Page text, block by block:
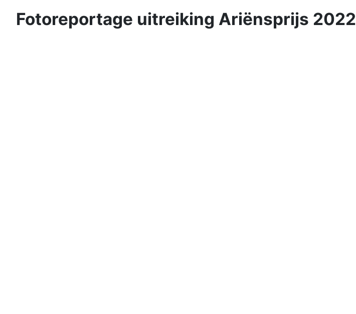
Fotoreportage uitreiking Ariënsprijs 2022